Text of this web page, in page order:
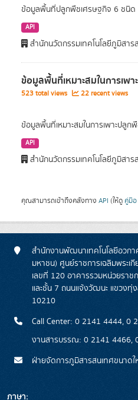
ข้อมูลพื้นที่ปลูกพืชเศรษฐกิจ 6 ชนิด
API
สำนักนวัตกรรมเทคโนโลยีภูมิสาร
ข้อมูลพื้นที่เหมาะสมในการเพ
523 total views 22 recent views
ข้อมูลพื้นที่เหมาะสมในการเพาะปลู
API
สำนักนวัตกรรมเทคโนโลยีภูมิสาร
คุณสามารถเข้าถึงคลังทาง API (ให้ดู คู่มือ
สำนักงานพัฒนาเทคโนโลยีอวก
มหาชน) ศูนย์ราชการเฉลิมพระ
เลขที่ 120 อาคารรวมหน่วยรา
และชั้น 7 ถนนแจ้งวัฒนะ แขวงทุ่
10210
Call Center: 0 2141 4444, 0
งานสารบรรณ: 0 2141 4466,
ฝ่ายจัดการภูมิสารสนเทศขนาด
ภาษา